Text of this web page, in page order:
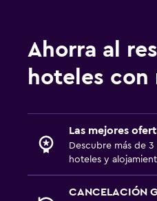
Ahorra al
hoteles
Las mejores
Descubre más de
hoteles y
CANCELACIÓN